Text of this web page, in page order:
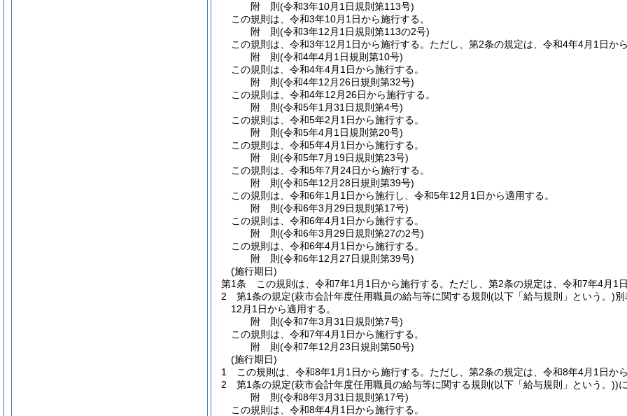
附 則(令和3年10月1日規則第113号)
この規則は、令和3年10月1日から施行する。
附 則(令和3年12月1日規則第113の2号)
この規則は、令和3年12月1日から施行する。 ただし、第2条の規定は、令和4年4月1日から
附 則(令和4年4月1日規則第10号)
この規則は、令和4年4月1日から施行する。
附 則(令和4年12月26日規則第32号)
この規則は、令和4年12月26日から施行する。
附 則(令和5年1月31日規則第4号)
この規則は、令和5年2月1日から施行する。
附 則(令和5年4月1日規則第20号)
この規則は、令和5年4月1日から施行する。
附 則(令和5年7月19日規則第23号)
この規則は、令和5年7月24日から施行する。
附 則(令和5年12月28日規則第39号)
この規則は、令和6年1月1日から施行し、令和5年12月1日から適用する。
附 則(令和6年3月29日規則第17号)
この規則は、令和6年4月1日から施行する。
附 則(令和6年3月29日規則第27の2号)
この規則は、令和6年4月1日から施行する。
附 則(令和6年12月27日規則第39号)
(施行期日)
第1条
この規則は、令和7年1月1日から施行する。 ただし、第2条の規定は、令和7年4月1
2
第1条の規定(萩市会計年度任用職員の給与等に関する規則 (以下「給与規則」という。)
12月1日から適用する。
附 則(令和7年3月31日規則第7号)
この規則は、令和7年4月1日から施行する。
附 則(令和7年12月23日規則第50号)
(施行期日)
1
この規則は、令和8年1月1日から施行する。 ただし、第2条の規定は、令和8年4月1日から
2
第1条の規定(萩市会計年度任用職員の給与等に関する規則 (以下「給与規則」という。))
附 則(令和8年3月31日規則第17号)
この規則は、令和8年4月1日から施行する。